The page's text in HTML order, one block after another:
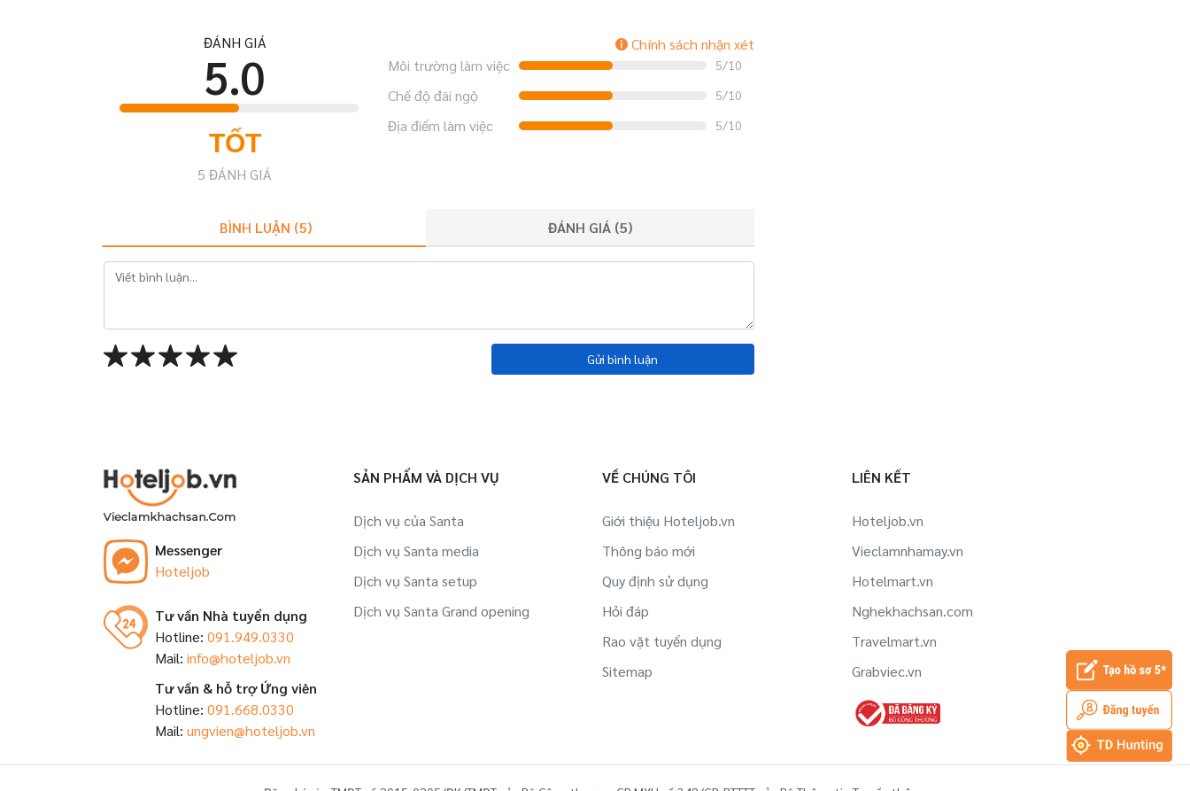
ĐÁNH GIÁ
5.0
TỐT
5 ĐÁNH GIÁ
Chính sách nhận xét
Môi trường làm việc
5/10
Chế độ đãi ngộ 5/10
Địa điểm làm việc 5/10
BÌNH LUẬN (5) ĐÁNH GIÁ (5)
Gửi bình luận
Messenger
Hoteljob
Tư vấn Nhà tuyển dụng
Hotline: 091.949.0330
Mail: info@hoteljob.vn
Tư vấn & hỗ trợ Ứng viên
Hotline: 091.668.0330
Mail: ungvien@hoteljob.vn
SẢN PHẨM VÀ DỊCH VỤ
Dịch vụ của Santa
Dịch vụ Santa media
Dịch vụ Santa setup
Dịch vụ Santa Grand opening
VỀ CHÚNG TÔI
Giới thiệu Hoteljob.vn
Thông báo mới
Quy định sử dụng
Hỏi đáp
Rao vặt tuyển dụng
Sitemap
LIÊN KẾT
Hoteljob.vn
Vieclamnhamay.vn
Hotelmart.vn
Nghekhachsan.com
Travelmart.vn
Grabviec.vn